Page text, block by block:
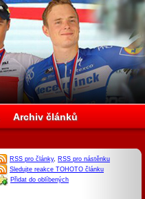
Archiv článků
RSS pro články, RSS pro nástěnku
Sledujte reakce TOHOTO článku
Přidat do oblíbených